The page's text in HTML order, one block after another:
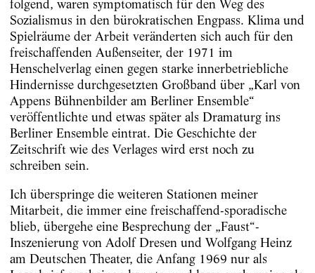
folgend, waren symptomatisch für den Weg des
Sozialismus in den bürokratischen Engpass. Klima und
Spielräume der Arbeit veränderten sich auch für den
freischaffenden Außenseiter, der 1971 im
Henschelverlag einen gegen starke innerbetriebliche
Hindernisse durchgesetzten Großband über „Karl von
Appens Bühnenbilder am Berliner Ensemble“
veröffentlichte und etwas ­später als Dramaturg ins
Berliner Ensemble eintrat. Die Geschichte der
Zeitschrift wie des Verlages wird erst noch zu
schreiben sein.
Ich überspringe die weiteren Stationen meiner
Mitarbeit, die immer eine freischaffend-sporadische
blieb, übergehe eine Besprechung der „Faust“-
Inszenierung von Adolf Dresen und Wolfgang Heinz
am Deutschen Theater, die Anfang 1969 nur als